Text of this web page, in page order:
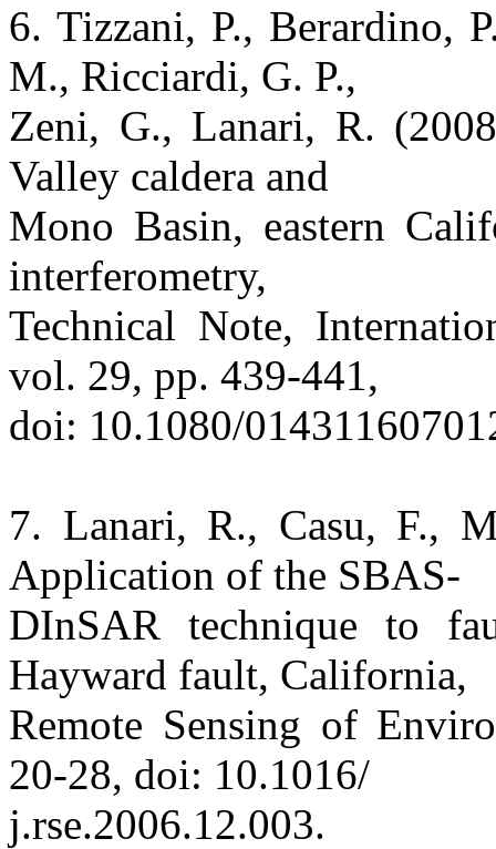
6. Tizzani, P., Berardino,
M., Ricciardi, G. P.,
Zeni, G., Lanari, R.
Valley caldera and
Mono Basin, eastern
interferometry,
Technical Note,
vol. 29, pp. 439-441,
doi: 10.1080/
7. Lanari, R., Casu, F.,
Application of the SBAS-
DInSAR technique to
Hayward fault, California,
Remote Sensing of
20-28, doi: 10.1016/
j.rse.2006.12.003.